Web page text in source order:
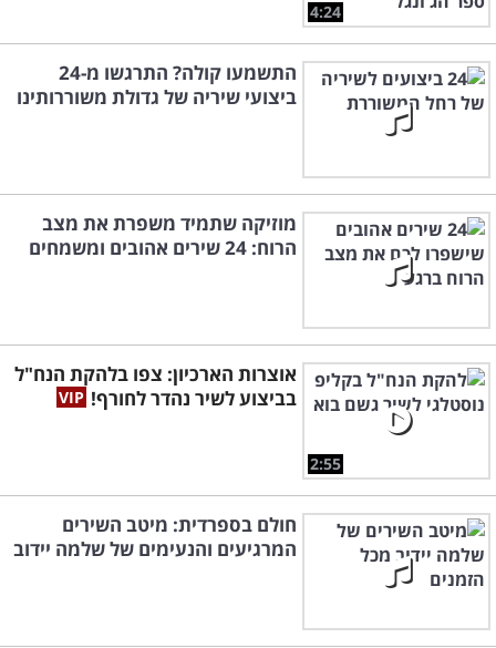
4:24
התשמעו קולה? התרגשו מ-24
ביצועי שיריה של גדולת משוררותינו
מוזיקה שתמיד משפרת את מצב
הרוח: 24 שירים אהובים ומשמחים
2:55
אוצרות הארכיון: צפו בלהקת הנח"ל
בביצוע לשיר נהדר לחורף!
חולם בספרדית: מיטב השירים
המרגיעים והנעימים של שלמה יידוב